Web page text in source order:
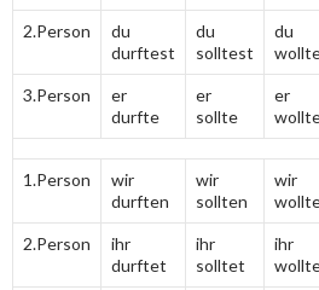
2.Person
du
durftest
du
solltest
du
3.Person
er
durfte
er
sollte
er
1.Person
wir
durften
wir
sollten
wir
2.Person
ihr
durftet
ihr
solltet
ihr